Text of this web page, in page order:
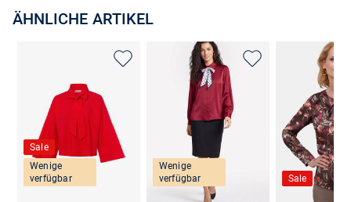
ÄHNLICHE ARTIKEL
Sale
Wenige
verfügbar
Wenige
verfügbar
Sale